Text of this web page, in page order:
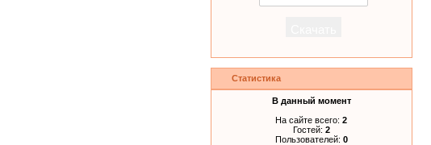
Статистика
В данный момент
На сайте всего: 2
Гостей: 2
Пользователей: 0